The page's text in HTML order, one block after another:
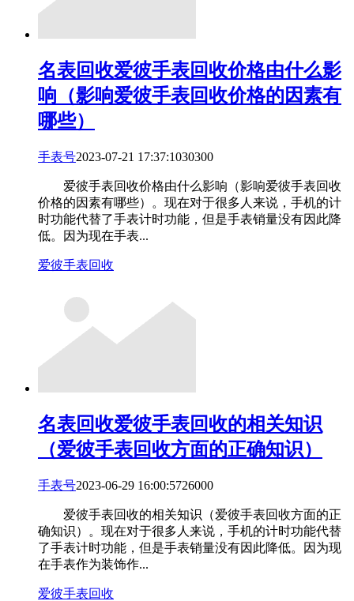
名表回收爱彼手表回收价格由什么影
响（影响爱彼手表回收价格的因素有
哪些）
手表号2023-07-21 17:37:1030300
爱彼手表回收价格由什么影响（影响爱彼手表回收
价格的因素有哪些）。现在对于很多人来说，手机的计
时功能代替了手表计时功能，但是手表销量没有因此降
低。因为现在手表...
爱彼手表回收
名表回收爱彼手表回收的相关知识
（爱彼手表回收方面的正确知识）
手表号2023-06-29 16:00:5726000
爱彼手表回收的相关知识（爱彼手表回收方面的正
确知识）。现在对于很多人来说，手机的计时功能代替
了手表计时功能，但是手表销量没有因此降低。因为现
在手表作为装饰作...
爱彼手表回收